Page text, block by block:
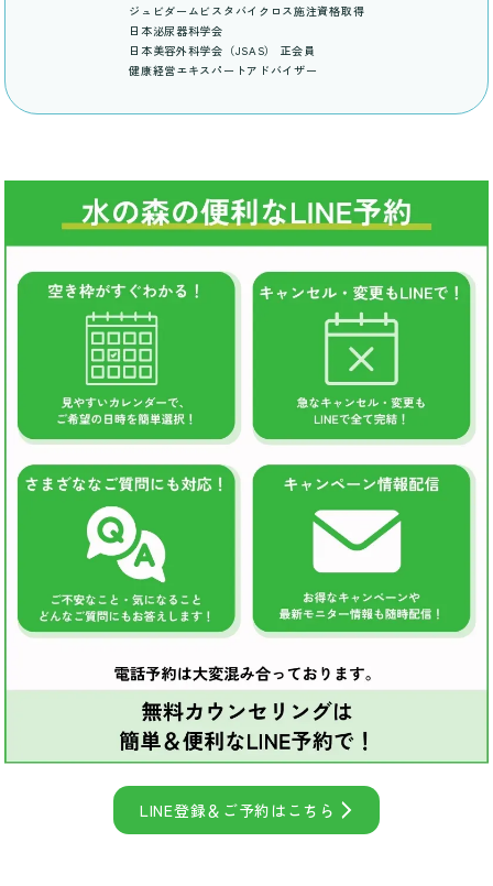
ジュビダームビスタバイクロス施注資格取得
日本泌尿器科学会
日本美容外科学会（JSAS） 正会員
健康経営エキスパートアドバイザー
LINE登録＆ご予約はこちら